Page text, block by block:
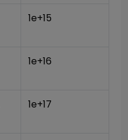
1e+15
1e+16
1e+17